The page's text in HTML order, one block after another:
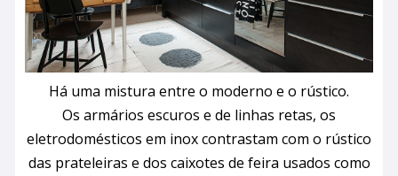
Há uma mistura entre o moderno e o rústico.
Os armários escuros e de linhas retas, os
eletrodomésticos em inox contrastam com o rústico
das prateleiras e dos caixotes de feira usados como